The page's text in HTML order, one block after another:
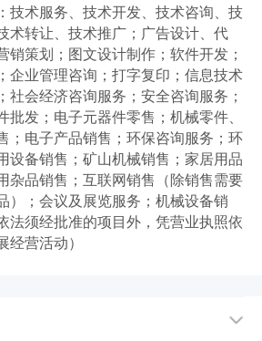
技术服务、技术开发、技术咨询、技
术转让、技术推广；广告设计、代
销策划；图文设计制作；软件开发；
企业管理咨询；打字复印；信息技术
社会经济咨询服务；安全咨询服务；
批发；电子元器件零售；机械零件、
；电子产品销售；环保咨询服务；环
设备销售；矿山机械销售；家居用品
杂品销售；互联网销售（除销售需要
）；会议及展览服务；机械设备销
法须经批准的项目外，凭营业执照依
经营活动）